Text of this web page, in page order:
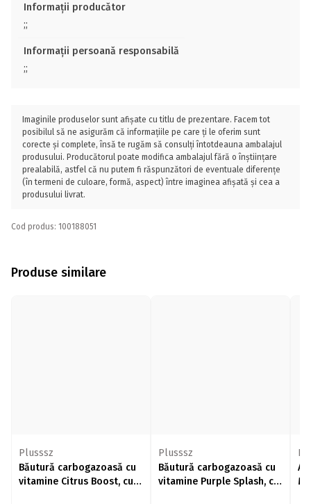
Informații producător
;;
Informații persoană responsabilă
;;
Imaginile produselor sunt afișate cu titlu de prezentare. Facem tot
posibilul să ne asigurăm că informațiile pe care ți le oferim sunt
corecte și complete, însă te rugăm să consulți întotdeauna ambalajul
produsului. Producătorul poate modifica ambalajul fără o înștiințare
prealabilă, astfel că nu putem fi răspunzători de eventuale diferențe
(în termeni de culoare, formă, aspect) între imaginea afișată și cea a
produsului livrat.
Cod produs: 100188051
Produse similare
Plusssz
Băutură carbogazoasă cu
vitamine Citrus Boost, cu
Plusssz
Băutură carbogazoasă cu
vitamine Purple Splash, cu